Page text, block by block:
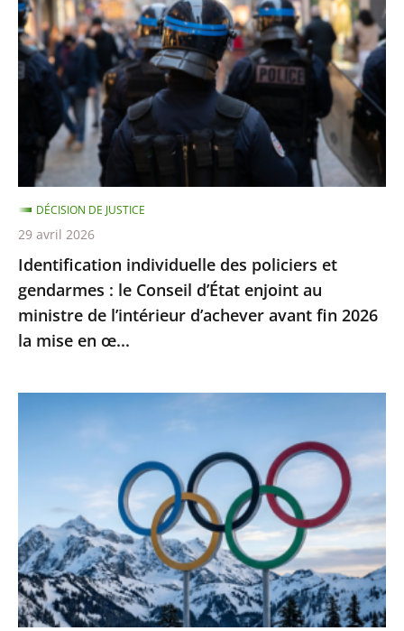
des
policiers
et
gendarmes
Conseil
d’État
enjoint
au
ministre
de
l’intérieur
d’achever
fin
œ...
Identification individuelle des policiers et
gendarmes : le Conseil d’État enjoint au
ministre de l’intérieur d’achever avant fin 2026
la mise en œ...
DÉCISION DE JUSTICE
29 avril 2026
Olympiques
Paralympiques
2030
:
l’ensemble
des